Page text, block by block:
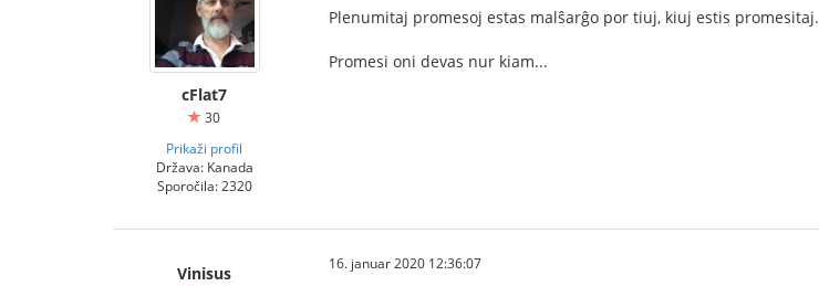
cFlat7
30
Prikaži profil
Država: Kanada
Sporočila: 2320
Plenumitaj promesoj estas malŝarĝo por tiuj, kiuj estis promesitaj.
Promesi oni devas nur kiam...
Vinisus 16. januar 2020 12:36:07